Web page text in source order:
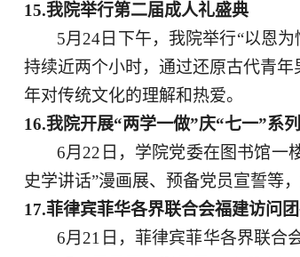
15.我院举行第二届成人礼盛典
5月24日下午，我院举行“以恩
持续近两个小时，通过还原古代青
年对传统文化的理解和热爱。
16.我院开展“两学一做”庆“七一”系
6月22日，学院党委在图书馆一
史学讲话”漫画展、预备党员宣誓等
17.菲律宾菲华各界联合会福建访问
6月21日，菲律宾菲华各界联合